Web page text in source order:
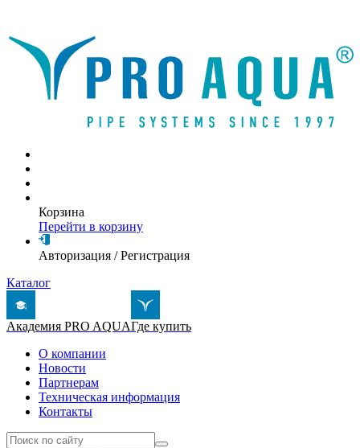
Корзина
Перейти в корзину
Авторизация /Регистрация
Каталог
Академия PRO AQUAГде купить
О компании
Новости
Партнерам
Техническая информация
Контакты